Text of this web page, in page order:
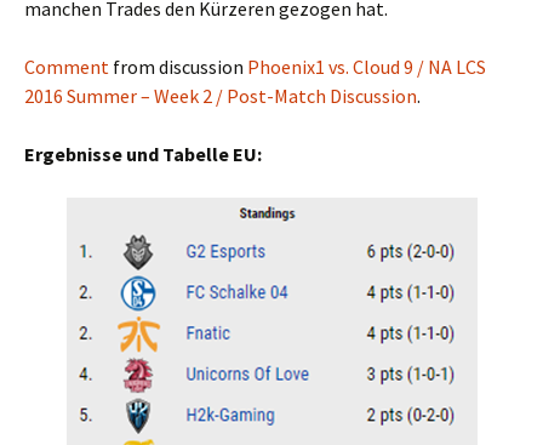
manchen Trades den Kürzeren gezogen hat.
Comment from discussion Phoenix1 vs. Cloud 9 / NA LCS
2016 Summer – Week 2 / Post-Match Discussion.
Ergebnisse und Tabelle EU: